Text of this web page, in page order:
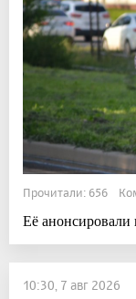
Прочитали: 656
Её анонсировали
10:30, 7 авг 2026